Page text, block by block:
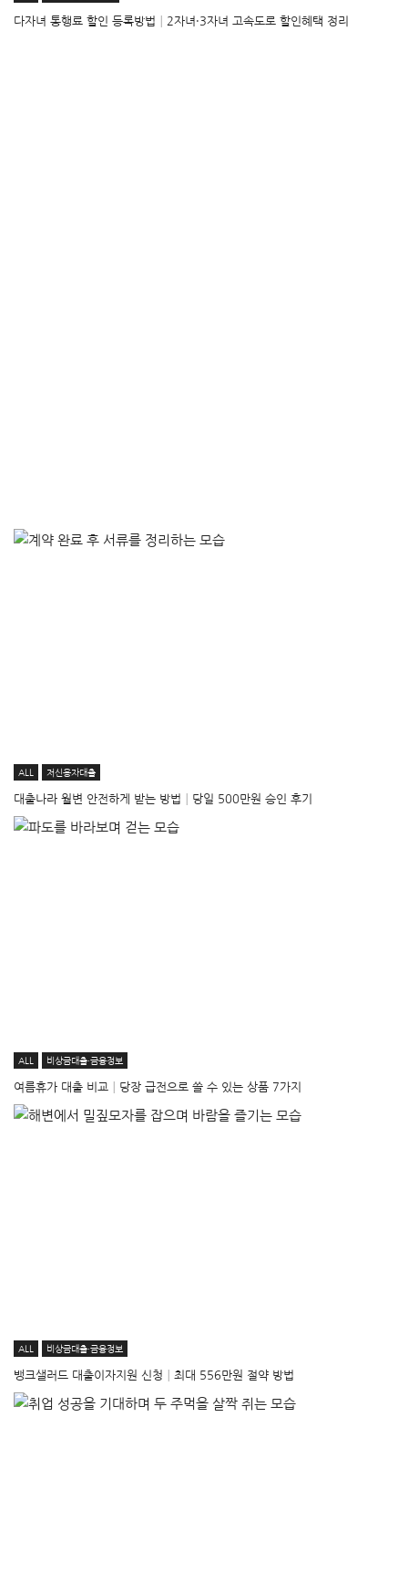
다자녀 통행료 할인 등록방법│2자녀·3자녀 고속도로 할인혜택 정리
ALL 저신용자대출
대출나라 월변 안전하게 받는 방법│당일 500만원 승인 후기
ALL 비상금대출·금융정보
여름휴가 대출 비교│당장 급전으로 쓸 수 있는 상품 7가지
ALL 비상금대출·금융정보
뱅크샐러드 대출이자지원 신청│최대 556만원 절약 방법